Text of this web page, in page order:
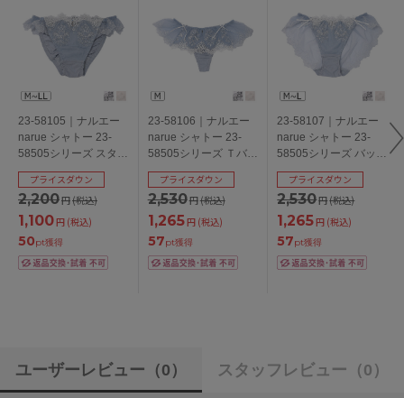
23-58105｜ナルエー
narue シャトー 23-
58505シリーズ スタン
ダードショーツ
M/L/LL
2,200円(税込)
プライスダウン
1,100円 (税込)
50pt獲得
23-58106｜ナルエー
narue シャトー 23-
58505シリーズ Ｔバッ
クショーツ M
2,530円(税込)
プライスダウン
1,265円 (税込)
57pt獲得
23-58107｜ナルエー
narue シャトー 23-
58505シリーズ バック
レースショーツ M/L
2,530円(税込)
プライスダウン
1,265円 (税込)
57pt獲得
ユーザーレビュー （0） スタッフレビュー （0）